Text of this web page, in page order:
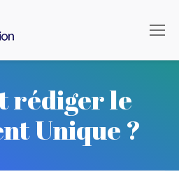
rédiger le
Unique ?